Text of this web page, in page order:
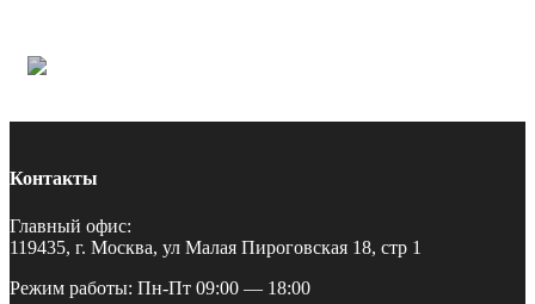
Контакты
Главный офис:
119435, г. Москва, ул Малая Пироговская 18, стр 1
Режим работы: Пн-Пт 09:00 — 18:00